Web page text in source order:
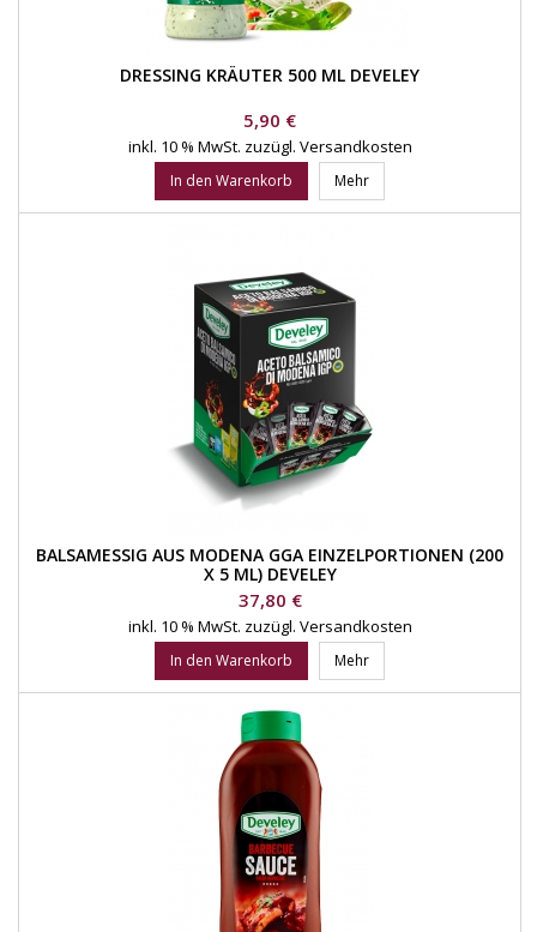
DRESSING KRÄUTER 500 ML DEVELEY
Preis
5,90 €
inkl. 10 % MwSt. zuzügl. Versandkosten
In den Warenkorb Mehr
BALSAMESSIG AUS MODENA GGA EINZELPORTIONEN (200
X 5 ML) DEVELEY
Preis
37,80 €
inkl. 10 % MwSt. zuzügl. Versandkosten
In den Warenkorb Mehr